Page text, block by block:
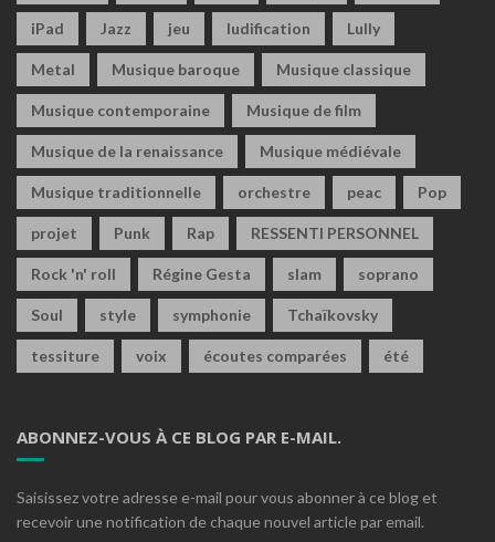
iPad Jazz jeu ludification Lully
Metal Musique baroque Musique classique
Musique contemporaine Musique de film
Musique de la renaissance Musique médiévale
Musique traditionnelle orchestre peac Pop
projet Punk Rap RESSENTI PERSONNEL
Rock 'n' roll Régine Gesta slam soprano
Soul style symphonie Tchaïkovsky
tessiture voix écoutes comparées été
ABONNEZ-VOUS À CE BLOG PAR E-MAIL.
Saisissez votre adresse e-mail pour vous abonner à ce blog et
recevoir une notification de chaque nouvel article par email.